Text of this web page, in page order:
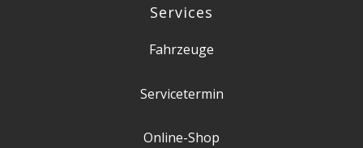
Services
Fahrzeuge
Servicetermin
Online-Shop